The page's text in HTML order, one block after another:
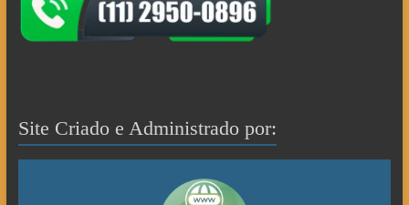
Site Criado e Administrado por: